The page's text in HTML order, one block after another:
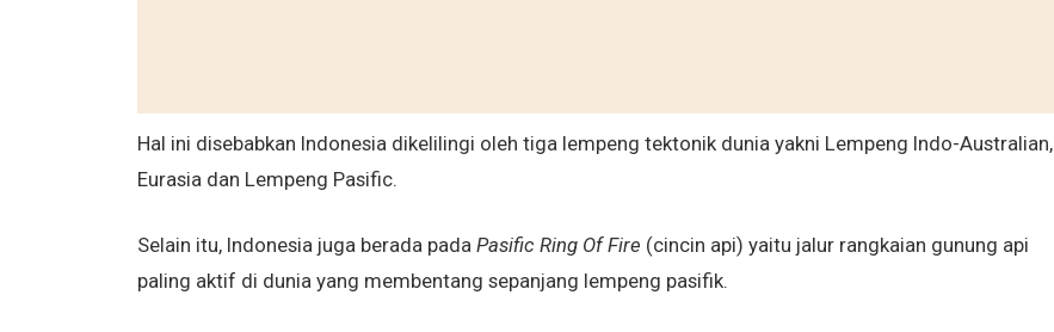
Hal ini disebabkan Indonesia dikelilingi oleh tiga lempeng tektonik dunia yakni Lempeng Indo-Australian,
Eurasia dan Lempeng Pasific.
Selain itu, Indonesia juga berada pada Pasific Ring Of Fire (cincin api) yaitu jalur rangkaian gunung api
paling aktif di dunia yang membentang sepanjang lempeng pasifik.